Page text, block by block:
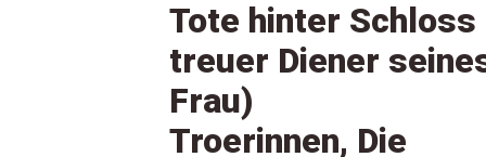
Tote hinter Schloss
treuer Diener
Frau)
Troerinnen, Die